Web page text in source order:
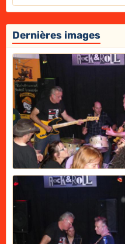
Dernières images